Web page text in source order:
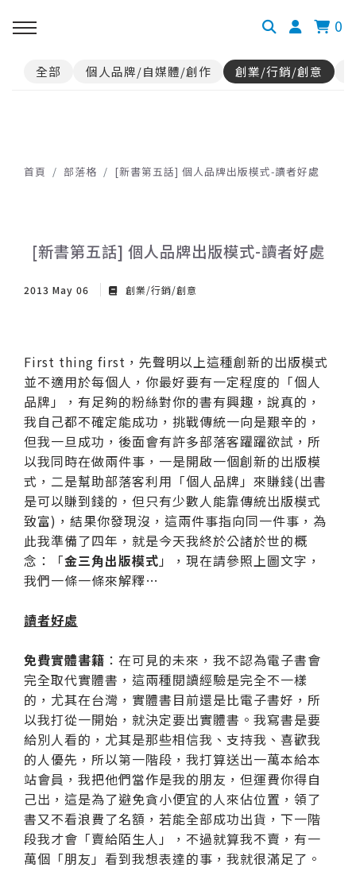
0
全部 個人品牌/自媒體/創作 創業/行銷/創意
首頁 部落格 [新書第五話] 個人品牌出版模式-讀者好處
[新書第五話] 個人品牌出版模式-讀者好處
2013 May 06 創業/行銷/創意
First thing first，先聲明以上這種創新的出版模式
並不適用於每個人，你最好要有一定程度的「個人
品牌」，有足夠的粉絲對你的書有興趣，說真的，
我自己都不確定能成功，挑戰傳統一向是艱辛的，
但我一旦成功，後面會有許多部落客躍躍欲試，所
以我同時在做兩件事，一是開啟一個創新的出版模
式，二是幫助部落客利用「個人品牌」來賺錢(出書
是可以賺到錢的，但只有少數人能靠傳統出版模式
致富)，結果你發現沒，這兩件事指向同一件事，為
此我準備了四年，就是今天我終於公諸於世的概
念：「金三角出版模式」，現在請參照上圖文字，
我們一條一條來解釋…
讀者好處
免費實體書籍 ：在可見的未來，我不認為電子書會
完全取代實體書，這兩種閱讀經驗是完全不一樣
的，尤其在台灣，實體書目前還是比電子書好，所
以我打從一開始，就決定要出實體書。我寫書是要
給別人看的，尤其是那些相信我、支持我、喜歡我
的人優先，所以第一階段，我打算送出一萬本給本
站會員，我把他們當作是我的朋友，但運費你得自
己出，這是為了避免貪小便宜的人來佔位置，領了
書又不看浪費了名額，若能全部成功出貨，下一階
段我才會「賣給陌生人」，不過就算我不賣，有一
萬個「朋友」看到我想表達的事，我就很滿足了。